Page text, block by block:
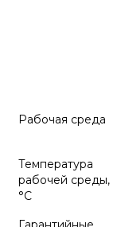
Рабочая среда
Температура
рабочей среды,
°С